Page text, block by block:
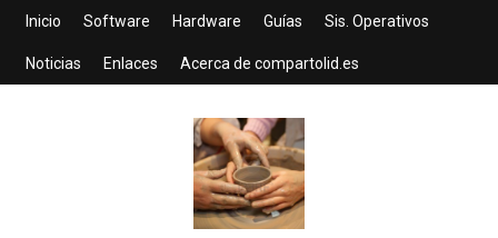
Inicio Software Hardware Guías Sis. Operativos
Noticias Enlaces Acerca de compartolid.es